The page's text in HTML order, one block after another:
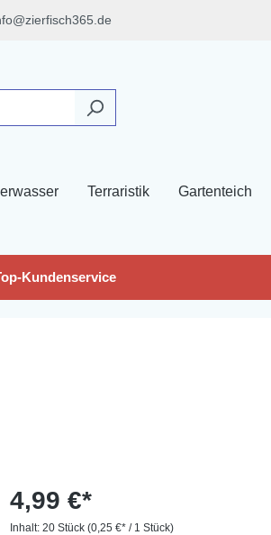
Terraristik Gartenteich
Kundenservice
4,99 €*
Inhalt: 20 Stück (0,25 €* / 1 Stück)